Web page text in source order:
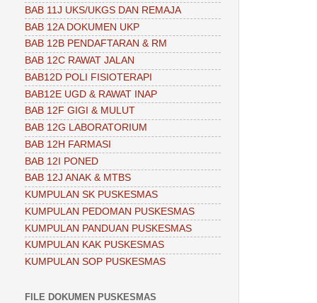
BAB 11J UKS/UKGS DAN REMAJA
BAB 12A DOKUMEN UKP
BAB 12B PENDAFTARAN & RM
BAB 12C RAWAT JALAN
BAB12D POLI FISIOTERAPI
BAB12E UGD & RAWAT INAP
BAB 12F GIGI & MULUT
BAB 12G LABORATORIUM
BAB 12H FARMASI
BAB 12I PONED
BAB 12J ANAK & MTBS
KUMPULAN SK PUSKESMAS
KUMPULAN PEDOMAN PUSKESMAS
KUMPULAN PANDUAN PUSKESMAS
KUMPULAN KAK PUSKESMAS
KUMPULAN SOP PUSKESMAS
FILE DOKUMEN PUSKESMAS